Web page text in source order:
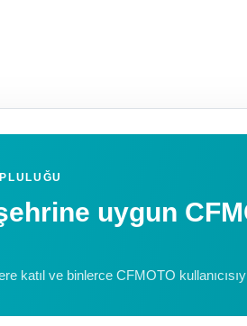
uygun
katıl ve binlerce CFMOTO